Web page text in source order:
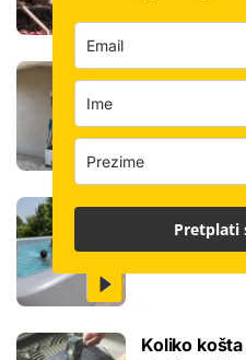
Robotski
samo dva
Stigla nova
Po rubu
kupanca
Koliko
Pretplati